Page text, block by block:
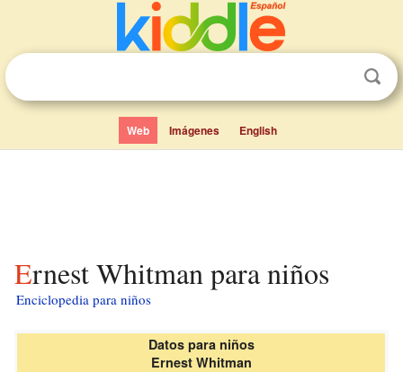
Web Imágenes English
Ernest Whitman para niños
Enciclopedia para niños
Datos para niños
Ernest Whitman